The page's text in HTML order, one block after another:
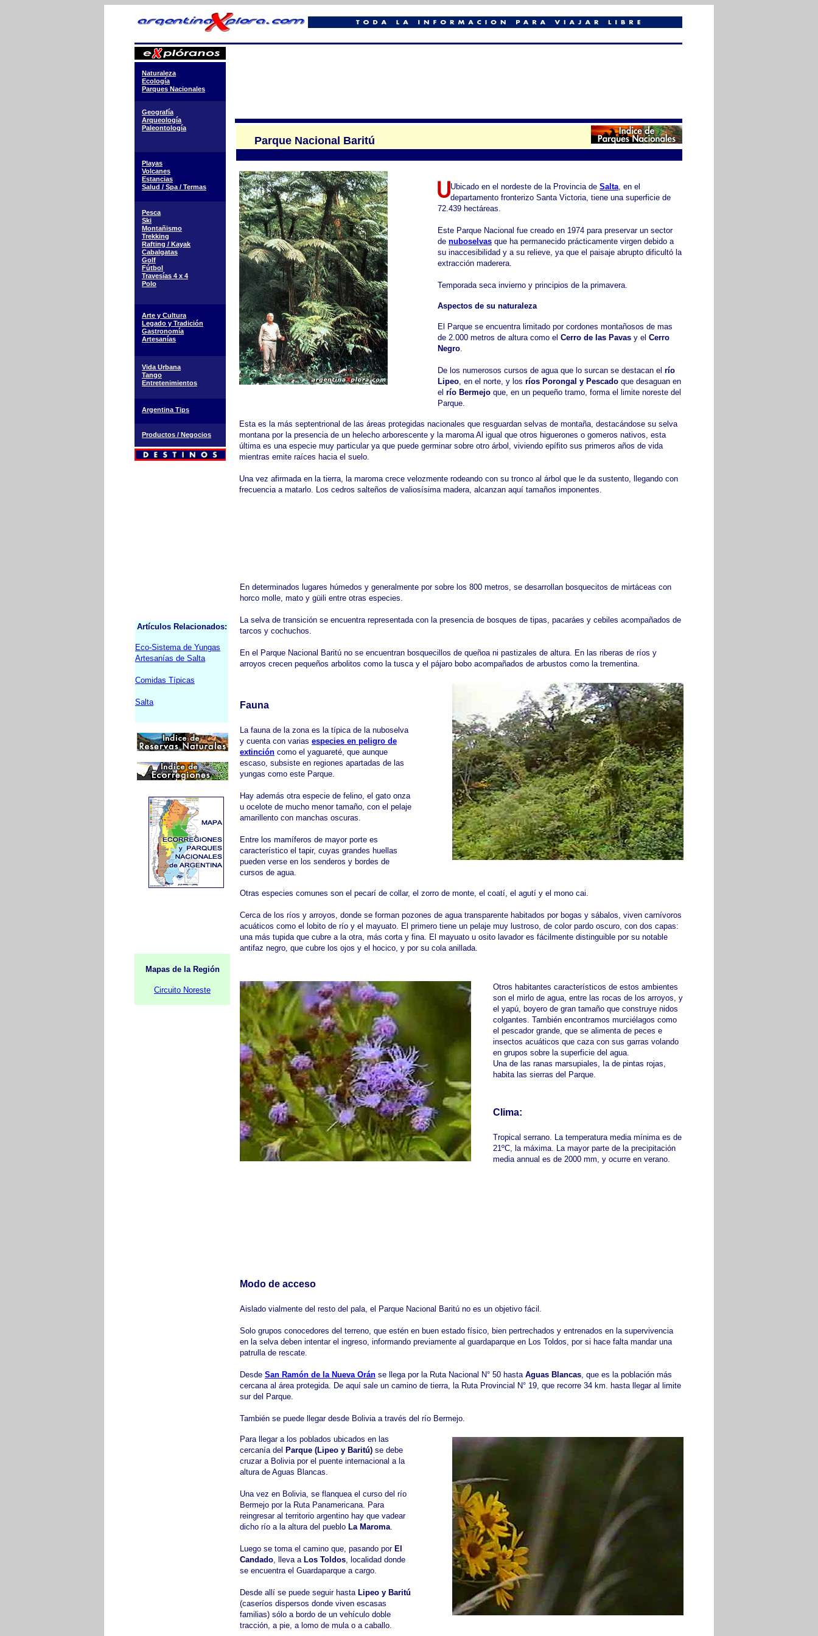
Naturaleza
Ecología
Parques Nacionales
Geografía
Arqueología
Paleontología
Parque Nacional Baritú
Playas
Volcanes
Estancias
Salud / Spa / Termas
Ubicado en el nordeste de la Provincia de Salta, en el
departamento fronterizo Santa Victoria, tiene una superficie de
72.439 hectáreas.
Este Parque Nacional fue creado en 1974 para preservar un sector
de nuboselvas que ha permanecido prácticamente virgen debido a
su inaccesibilidad y a su relieve, ya que el paisaje abrupto dificultó la
extracción maderera.
Temporada seca invierno y principios de la primavera.
Aspectos de su naturaleza
El Parque se encuentra limitado por cordones montañosos de mas
de 2.000 metros de altura como el Cerro de las Pavas y el Cerro
Negro.
De los numerosos cursos de agua que lo surcan se destacan el río
Lipeo, en el norte, y los ríos Porongal y Pescado que desaguan en
el río Bermejo que, en un pequeño tramo, forma el limite noreste del
Parque.
Pesca
Ski
Montañismo
Trekking
Rafting / Kayak
Cabalgatas
Golf
Fútbol
Travesías 4 x 4
Polo
Arte y Cultura
Legado y Tradición
Gastronomía
Artesanías
Vida Urbana
Tango
Entretenimientos
Argentina Tips
Esta es la más septentrional de las áreas protegidas nacionales que resguardan selvas de montaña, destacándose su selva
montana por la presencia de un helecho arborescente y la maroma Al igual que otros higuerones o gomeros nativos, esta
última es una especie muy particular ya que puede germinar sobre otro árbol, viviendo epífito sus primeros años de vida
mientras emite raíces hacia el suelo.
Una vez afirmada en la tierra, la maroma crece velozmente rodeando con su tronco al árbol que le da sustento, llegando con
frecuencia a matarlo. Los cedros salteños de valiosísima madera, alcanzan aquí tamaños imponentes.
Productos / Negocios
En determinados lugares húmedos y generalmente por sobre los 800 metros, se desarrollan bosquecitos de mirtáceas con
horco molle, mato y güili entre otras especies.
La selva de transición se encuentra representada con la presencia de bosques de tipas, pacaráes y cebiles acompañados de
tarcos y cochuchos.
En el Parque Nacional Baritú no se encuentran bosquecillos de queñoa ni pastizales de altura. En las riberas de ríos y
arroyos crecen pequeños arbolitos como la tusca y el pájaro bobo acompañados de arbustos como la trementina.
Artículos Relacionados:
Eco-Sistema de Yungas
Artesanías de Salta
Comidas Típicas
Salta Fauna
La fauna de la zona es la típica de la nuboselva
y cuenta con varias especies en peligro de
extinción como el yaguareté, que aunque
escaso, subsiste en regiones apartadas de las
yungas como este Parque.
Hay además otra especie de felino, el gato onza
u ocelote de mucho menor tamaño, con el pelaje
amarillento con manchas oscuras.
Entre los mamíferos de mayor porte es
característico el tapir, cuyas grandes huellas
pueden verse en los senderos y bordes de
cursos de agua.
Otras especies comunes son el pecarí de collar, el zorro de monte, el coatí, el agutí y el mono cai.
Cerca de los ríos y arroyos, donde se forman pozones de agua transparente habitados por bogas y sábalos, viven carnívoros
acuáticos como el lobito de río y el mayuato. El primero tiene un pelaje muy lustroso, de color pardo oscuro, con dos capas:
una más tupida que cubre a la otra, más corta y fina. El mayuato u osito lavador es fácilmente distinguible por su notable
antifaz negro, que cubre los ojos y el hocico, y por su cola anillada.
Mapas de la Región
Circuito Noreste
Otros habitantes característicos de estos ambientes
son el mirlo de agua, entre las rocas de los arroyos, y
el yapú, boyero de gran tamaño que construye nidos
colgantes. También encontramos murciélagos como
el pescador grande, que se alimenta de peces e
insectos acuáticos que caza con sus garras volando
en grupos sobre la superficie del agua.
Una de las ranas marsupiales, Ia de pintas rojas,
habita las sierras del Parque.
Clima:
Tropical serrano. La temperatura media mínima es de
21ºC, la máxima. La mayor parte de la precipitación
media annual es de 2000 mm, y ocurre en verano.
Modo de acceso
Aislado vialmente del resto del pala, el Parque Nacional Baritú no es un objetivo fácil.
Solo grupos conocedores del terreno, que estén en buen estado físico, bien pertrechados y entrenados en la supervivencia
en la selva deben intentar el ingreso, informando previamente al guardaparque en Los Toldos, por si hace falta mandar una
patrulla de rescate.
Desde San Ramón de la Nueva Orán se llega por la Ruta Nacional N° 50 hasta Aguas Blancas , que es la población más
cercana al área protegida. De aquí sale un camino de tierra, la Ruta Provincial N° 19, que recorre 34 km. hasta llegar al limite
sur del Parque.
También se puede llegar desde Bolivia a través del río Bermejo.
Para llegar a los poblados ubicados en las
cercanía del Parque (Lipeo y Baritú) se debe
cruzar a Bolivia por el puente internacional a la
altura de Aguas Blancas.
Una vez en Bolivia, se flanquea el curso del río
Bermejo por la Ruta Panamericana. Para
reingresar al territorio argentino hay que vadear
dicho río a la altura del pueblo La Maroma.
Luego se toma el camino que, pasando por El
Candado, lleva a Los Toldos, localidad donde
se encuentra el Guardaparque a cargo.
Desde allí se puede seguir hasta Lipeo y Baritú
(caseríos dispersos donde viven escasas
familias) sólo a bordo de un vehículo doble
tracción, a pie, a lomo de mula o a caballo.